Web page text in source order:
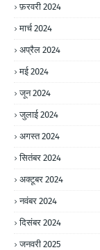
फ़रवरी 2024
मार्च 2024
अप्रैल 2024
मई 2024
जून 2024
जुलाई 2024
अगस्त 2024
सितंबर 2024
अक्टूबर 2024
नवंबर 2024
दिसंबर 2024
जनवरी 2025